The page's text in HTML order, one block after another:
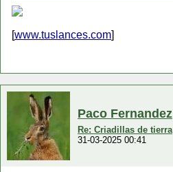
[www.tuslances.com]
Paco Fernandez
Re: Criadillas de tierra
31-03-2025 00:41